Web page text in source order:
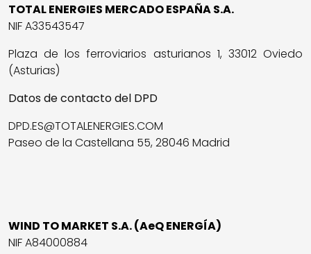
TOTAL ENERGIES MERCADO ESPAÑA S.A.
NIF A33543547
Plaza de los ferroviarios asturianos 1, 33012 Oviedo
(Asturias)
Datos de contacto del DPD
DPD.ES@TOTALENERGIES.COM
Paseo de la Castellana 55, 28046 Madrid
WIND TO MARKET S.A. (AeQ ENERGÍA)
NIF A84000884